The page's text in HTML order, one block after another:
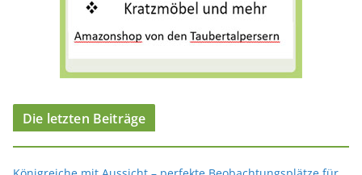
Die letzten Beiträge